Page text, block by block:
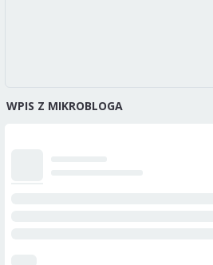
WPIS Z MIKROBLOGA